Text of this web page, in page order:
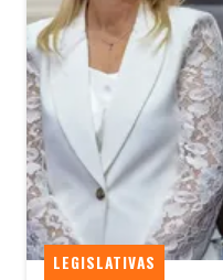
LEGISLATIVAS